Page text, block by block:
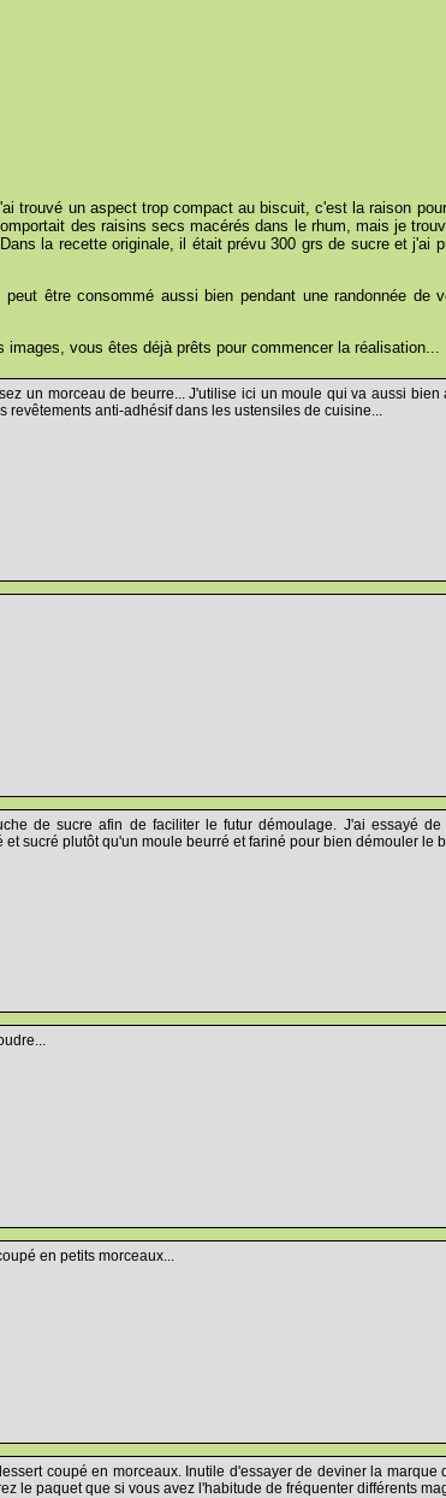
trouvé un aspect trop compact au biscuit, c'est la raison
des raisins secs macérés dans le rhum, mais je
la recette originale, il était prévu 300 grs de sucre et j'ai
être consommé aussi bien pendant une randonnée
vous êtes déjà prêts pour commencer la réalisation...
un morceau de beurre... J'utilise ici un moule qui va aussi bien
anti-adhésif dans les ustensiles de cuisine...
de sucre afin de faciliter le futur démoulage. J'ai essayé
sucré plutôt qu'un moule beurré et fariné pour bien démouler le
en petits morceaux...
coupé en morceaux. Inutile d'essayer de deviner la marque
le paquet que si vous avez l'habitude de fréquenter différents